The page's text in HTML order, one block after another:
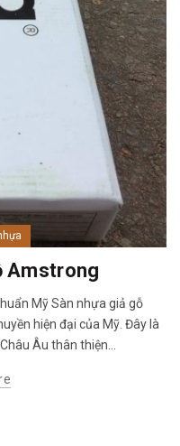
Amstrong
Mỹ Sàn nhựa giả gỗ
hiện đại của Mỹ. Đây là
Âu thân thiện...